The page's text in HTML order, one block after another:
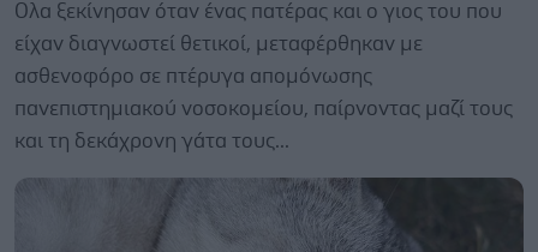
Ολα ξεκίνησαν όταν ένας πατέρας και ο γιος του που
είχαν διαγνωστεί θετικοί, μεταφέρθηκαν με
ασθενοφόρο σε πτέρυγα απομόνωσης
πανεπιστημιακού νοσοκομείου, παίρνοντας μαζί τους
και τη δεκάχρονη γάτα τους...